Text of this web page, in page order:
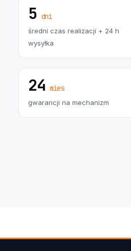
5 dni
średni czas realizacji + 24 h
wysyłka
24 mies
gwarancji na mechanizm